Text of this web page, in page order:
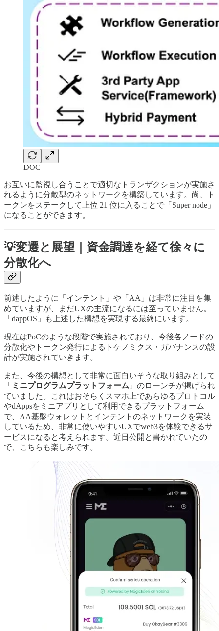
DOC
お互いに監視し合うことで適切なトランザクションが実施さ
れるように分散型のネットワークを構築しています。尚、ト
ークンをステークして上位 21 位に入ることで「Super node」
になることができます。
💡変遷と展望｜資金調達を経て徐々に
分散化へ
前述したように「インテント」や「AA」は非常に注目を集
めていますが、まだUXの主流になるには至っていません。
「dappOS」も上述した構想を実現する最終にいます。
現在はPoCのような段階で実施されており、今後各ノードの
分散化やトークン発行によるトケノミクス・ガバナンスの設
計が実施されていきます。
また、今後の構想として非常に面白いそうな取り組みとして
「 ミニプログラムプラットフォーム 」のローンチが掲げられ
ていました。これはおそらくスマホ上であらゆるプロトコル
やdAppsをミニアプリとして利用できるプラットフォーム
で、AA基盤ウォレットとインテントのネットワークを実装
しているため、非常に使いやすいUXでweb3を体験できるサ
ービスになると考えられます。近日公開と書かれていたの
で、こちらも楽しみです。